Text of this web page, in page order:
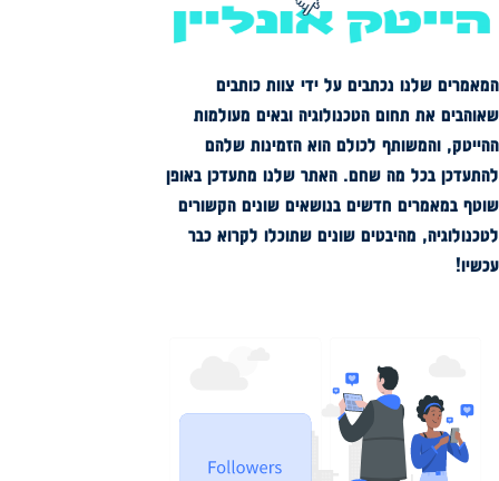
המאמרים שלנו נכתבים על ידי צוות כותבים
שאוהבים את תחום הטכנולוגיה ובאים מעולמות
ההייטק, והמשותף לכולם הוא הזמינות שלהם
להתעדכן בכל מה שחם. האתר שלנו מתעדכן באופן
שוטף במאמרים חדשים בנושאים שונים הקשורים
לטכנולוגיה, מהיבטים שונים שתוכלו לקרוא כבר
עכשיו!